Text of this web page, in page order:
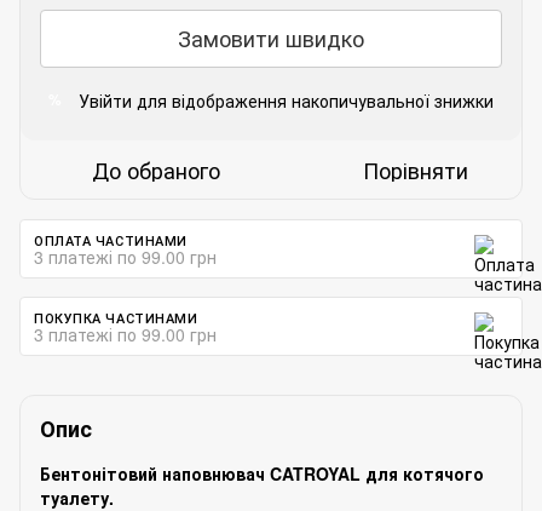
Замовити швидко
Увійти для відображення накопичувальної знижки
До обраного Порівняти
ОПЛАТА ЧАСТИНАМИ
3 платежі по 99.00 грн
ПОКУПКА ЧАСТИНАМИ
3 платежі по 99.00 грн
Опис
Бентонітовий наповнювач CATROYAL для котячого
туалету.